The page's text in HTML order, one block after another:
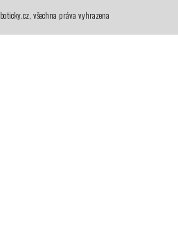
všechna práva vyhrazena